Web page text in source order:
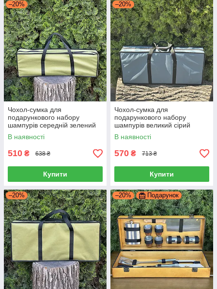
–20%
Чохол-сумка для
подарункового набору
шампурів середній зелений
В наявності
510 ₴ 638 ₴
Купити
–20%
Чохол-сумка для
подарункового набору
шампурів великий сірий
В наявності
570 ₴ 713 ₴
Купити
–20% –20% Подарунок